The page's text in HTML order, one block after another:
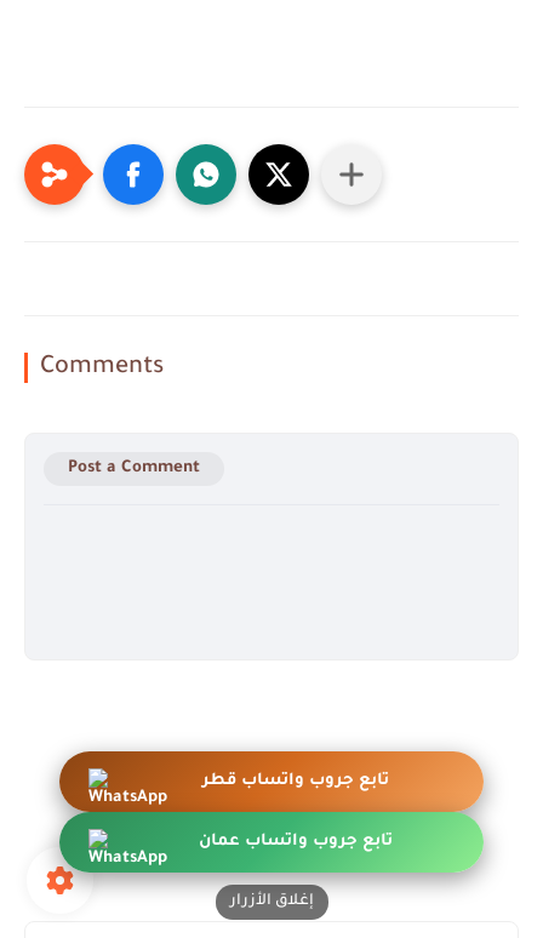
Comments
Post a Comment
تابع جروب واتساب قطر
تابع جروب واتساب عمان
إغلاق الأزرار